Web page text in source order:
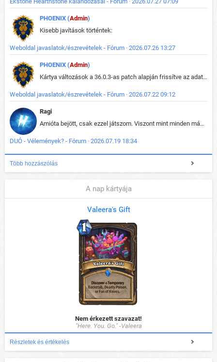
PHOENIX (Admin)
Kisebb javítások történtek:
Weboldal javaslatok/észrevételek - Fórum · 2026.07.26 13:27
PHOENIX (Admin)
Kártya változások a 36.0.3-as patch alapján frissítve az adatbázisban (képek is cserélve).
Weboldal javaslatok/észrevételek - Fórum · 2026.07.22 09:12
Ragi
Amióta bejött, csak ezzel játszom. Viszont mint minden más - akár az alapjáték is, ez is baromira összetett lett. Néha már pár kör után is esélytelen az egész. Vagy irreállisan túltápol valaki, vagy lelép a partner, vagy csak hülye mint a segg. És amikor eljönne az én időm, na akkor jön el mindenki másé is. Engem jobban érdekelne, hogy ki milyen ratingen szokott játszani. Na ez lenne egy érdekes adat.
DUÓ - Vélemények? - Fórum · 2026.07.19 18:34
Több hozzászólás
A nap kártyája
Valeera's Gift
Nem érkezett szavazat!
"Here. You. Go." -Valeera
Részletek és értékelés